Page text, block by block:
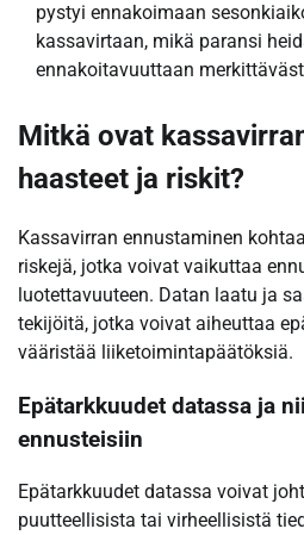
pystyi ennakoimaan
kassavirtaan, mikä paransi
ennakoitavuuttaan
Mitkä ovat
haasteet ja riskit?
Kassavirran ennustaminen
riskejä, jotka voivat vaikuttaa
luotettavuuteen. Datan laatu ja
tekijöitä, jotka voivat aiheuttaa
vääristää liiketoimintapäätöksiä.
Epätarkkuudet datassa ja
ennusteisiin
Epätarkkuudet datassa voivat
puutteellisista tai virheellisistä